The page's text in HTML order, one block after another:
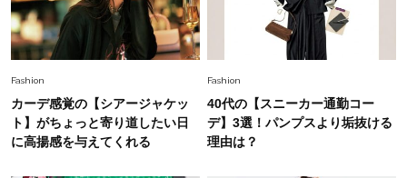
【40代夏コーデ】猛暑でも快適＆上品に！体型
カバーも叶う厳選アイテム〈13選〉
Fashion
カーデ感覚の【シアージャケッ
ト】がちょっと寄り道したい日
に高揚感を与えてくれる
Fashion
40代の【スニーカー通勤コー
デ】3選！パンプスより垢抜ける
理由は？